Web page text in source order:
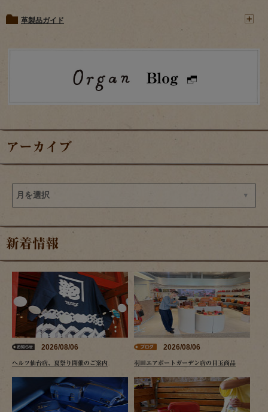
革製品ガイド
アーカイブ
新着情報
2026/08/06
ヘルツ仙台店、夏祭り開催のご案内
2026/08/06
羽田エアポートガーデン店の目玉商品